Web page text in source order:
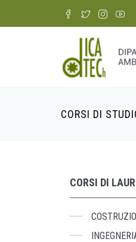
CORSI DI
Breadcrumb
CORSI DI